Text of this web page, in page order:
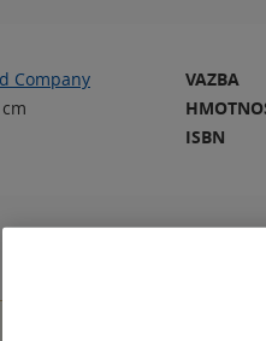
Company
VAZBA
ISBN